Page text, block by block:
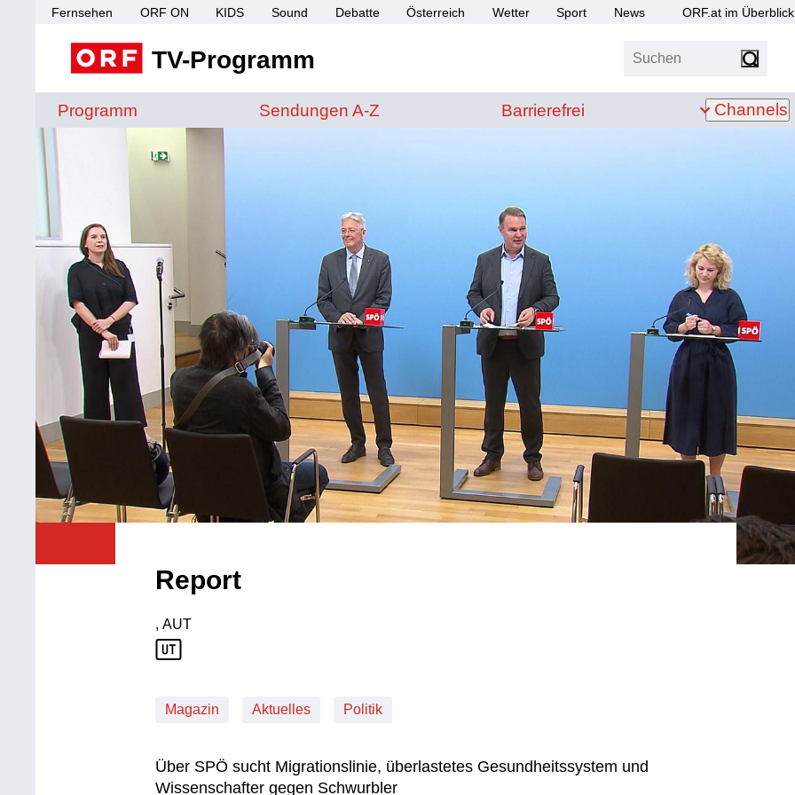
Fernsehen ORF ON KIDS Sound Debatte Österreich Wetter Sport News ORF.at im Überblick
TV-Programm Suchen
Programm Sendungen von A bis Z
Sendungen A-Z Barrierefrei
Barrierefrei Channels
Report
Produktionsland: AUT
, AUT
Magazin Aktuelles Politik
Über SPÖ sucht Migrationslinie, überlastetes Gesundheitssystem und
Wissenschafter gegen Schwurbler